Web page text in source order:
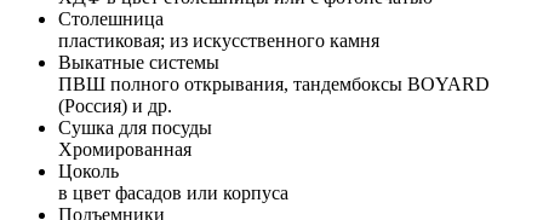
Столешница
пластиковая; из искусственного камня
Выкатные системы
ПВШ полного открывания, тандембоксы BOYARD
(Россия) и др.
Сушка для посуды
Хромированная
Цоколь
в цвет фасадов или корпуса
Подъемники